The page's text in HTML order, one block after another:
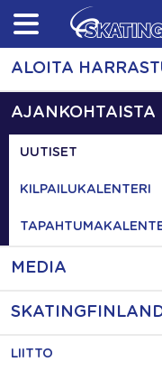
Skip
content
ALOITA
AJANKOHTAISTA
UUTISET
KILPAILUKALENTERI
MEDIA
LIITTO